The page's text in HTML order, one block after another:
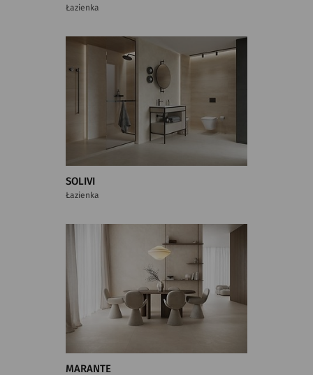
Łazienka
SOLIVI
Łazienka
MARANTE